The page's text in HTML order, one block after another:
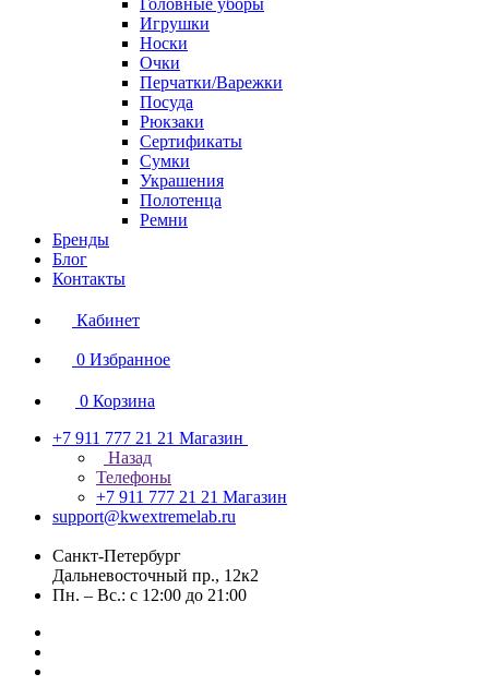
Головные уборы
Игрушки
Носки
Очки
Перчатки/Варежки
Посуда
Рюкзаки
Сертификаты
Сумки
Украшения
Полотенца
Ремни
Бренды
Блог
Контакты
Кабинет
0 Избранное
0 Корзина
+7 911 777 21 21 Магазин
Назад
Телефоны
+7 911 777 21 21 Магазин
support@kwextremelab.ru
Санкт-Петербург
Дальневосточный пр., 12к2
Пн. – Вс.: с 12:00 до 21:00